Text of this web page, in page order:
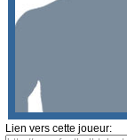
Lien vers cette joueur: